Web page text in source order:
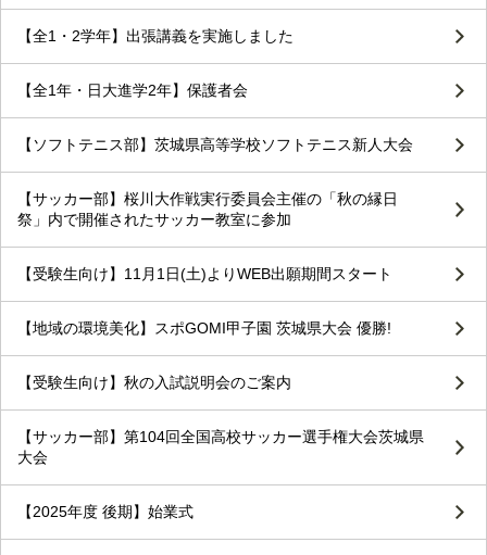
【全1・2学年】出張講義を実施しました
【全1年・日大進学2年】保護者会
【ソフトテニス部】茨城県高等学校ソフトテニス新人大会
【サッカー部】桜川大作戦実行委員会主催の「秋の縁日
祭」内で開催されたサッカー教室に参加
【受験生向け】11月1日(土)よりWEB出願期間スタート
【地域の環境美化】スポGOMI甲子園 茨城県大会 優勝!
【受験生向け】秋の入試説明会のご案内
【サッカー部】第104回全国高校サッカー選手権大会茨城県
大会
【2025年度 後期】始業式